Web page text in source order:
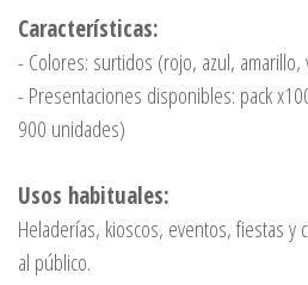
Características:
- Colores: surtidos (rojo, azul, amarillo,
- Presentaciones disponibles: pack
900 unidades)
Usos habituales:
Heladerías, kioscos, eventos, fiestas y
al público.